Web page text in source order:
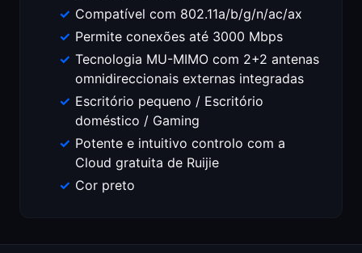
Compatível com 802.11a/b/g/n/ac/ax
Permite conexões até 3000 Mbps
Tecnologia MU-MIMO com 2+2 antenas
omnidireccionais externas integradas
Escritório pequeno / Escritório
doméstico / Gaming
Potente e intuitivo controlo com a
Cloud gratuita de Ruijie
Cor preto